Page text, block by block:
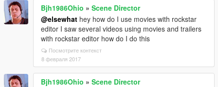
Bjh1986Ohio » Scene Director
@elsewhat hey how do I use movies with rockstar
editor I saw several videos using movies and trailers
with rockstar editor how do I do this
Посмотрите контекст
8 февраля 2017
Bjh1986Ohio » Scene Director